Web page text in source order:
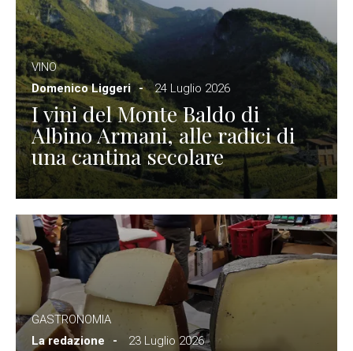
VINO
Domenico Liggeri
24 Luglio 2026
I vini del Monte Baldo di
Albino Armani, alle radici di
una cantina secolare
GASTRONOMIA
La redazione
23 Luglio 2026